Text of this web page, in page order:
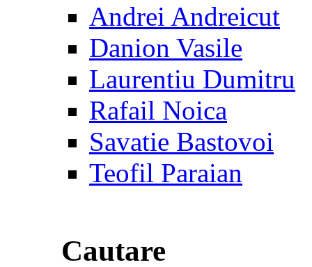
Andrei Andreicut
Danion Vasile
Laurentiu Dumitru
Rafail Noica
Savatie Bastovoi
Teofil Paraian
Cautare